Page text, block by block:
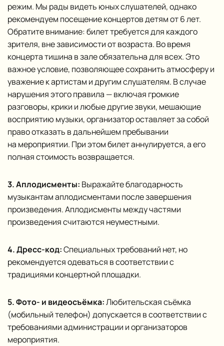
режим. Мы рады видеть юных слушателей, однако
рекомендуем посещение концертов детям от 6 лет.
Обратите внимание: билет требуется для каждого
зрителя, вне зависимости от возраста. Во время
концерта тишина в зале обязательна для всех. Это
важное условие, позволяющее сохранить атмосферу и
уважение к артистам и другим слушателям. В случае
нарушения этого правила — включая громкие
разговоры, крики и любые другие звуки, мешающие
восприятию музыки, организатор оставляет за собой
право отказать в дальнейшем пребывании
на мероприятии. При этом билет аннулируется, а его
полная стоимость возвращается.
3. Аплодисменты: Выражайте благодарность
музыкантам аплодисментами после завершения
произведения. Аплодисменты между частями
произведения считаются неуместными.
4. Дресс-код:Специальных требований нет, но
рекомендуется одеваться в соответствии с
традициями концертной площадки.
5. Фото- и видеосъёмка:Любительская съёмка
(мобильный телефон) допускается в соответствии с
требованиями администрации и организаторов
мероприятия.